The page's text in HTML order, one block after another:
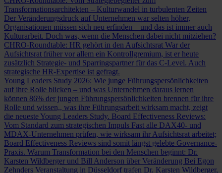
Transformationsarchitekten – Kulturwandel in turbulenten Zeiten
Der Veränderungsdruck auf Unternehmen war selten höher,
Organisationen müssen sich neu erfinden – und das ist immer auch
Kulturarbeit. Doch was, wenn die Menschen dabei nicht mitziehen?
CHRO-Roundtable: HR gehört in den Aufsichtsrat War der
Aufsichtsrat früher vor allem ein Kontrollgremium, ist er heute
zusätzlich Strategie- und Sparringspartner für das C-Level. Auch
strategische HR-Expertise ist gefragt.
Young Leaders Study 2026: Wie junge Führungspersönlichkeiten
auf ihre Rolle blicken – und was Unternehmen daraus lernen
können 86% der jungen Führungspersönlichkeiten brennen für ihre
Rolle und wissen,, was ihre Führungsarbeit wirksam macht, zeigt
die neueste Young Leaders Study. Board Effectiveness Reviews:
Vom Standard zum strategischen Impuls Fast alle DAX40- und
MDAX-Unternehmen prüfen, wie wirksam ihr Aufsichtsrat arbeitet;
Board Effectiveness Reviews sind somit längst gelebte Governance-
Praxis. Warum Transformation bei den Menschen beginnt: Dr.
Karsten Wildberger und Bill Anderson über Veränderung Bei Egon
Zehnders Veranstaltung in Düsseldorf trafen Dr. Karsten Wildberger,